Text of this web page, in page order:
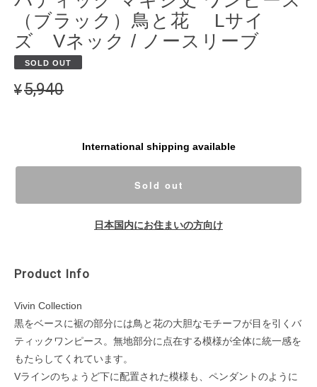
（ブラック）鳥と花 Lサイ
ズ Vネック / ノースリーブ
SOLD OUT
¥5,940
International shipping available
Sold out
日本国内にお住まいの方向け
Product Info
Vivin Collection
黒をベースに裾の部分には鳥と花の大胆なモチーフが目を引くバ
ティックワンピース。無地部分に点在する模様が全体に統一感を
もたらしてくれています。
Vラインのちょうど下に配置された模様も、ペンダントのように